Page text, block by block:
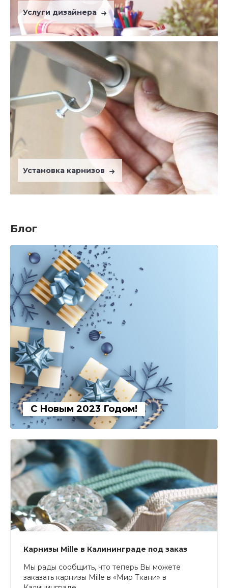
Услуги дизайнера
Установка карнизов
Блог
С Новым 2023 Годом!
Карнизы Mille в Калининграде под заказ
Мы рады сообщить, что теперь Вы можете
заказать карнизы Mille в «Мир Ткани» в